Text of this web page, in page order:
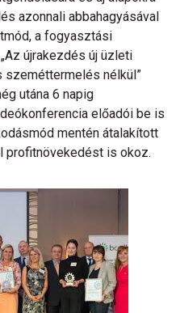
azonnali abbahagyásával
a fogyasztási
újrakezdés új üzleti
szeméttermelés nélkül”
utána 6 napig
előadói be is
mentén átalakított
profitnövekedést is okoz.